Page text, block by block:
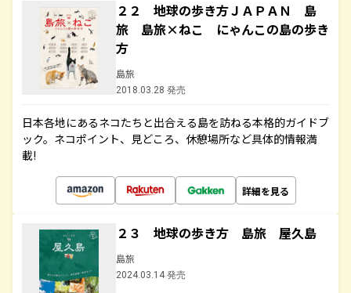
２２ 地球の歩き方ＪＡＰＡＮ 島
旅 島旅×ねこ にゃんこの島の歩き
方
島旅
2018.03.28 発売
日本各地にあるネコたちと出合える島を訪ねる本格的ガイドブ
ック。ネコポイント、見どころ、休憩場所など具体的情報満
載!
詳細を見る
２３ 地球の歩き方 島旅 屋久島
島旅
2024.03.14 発売